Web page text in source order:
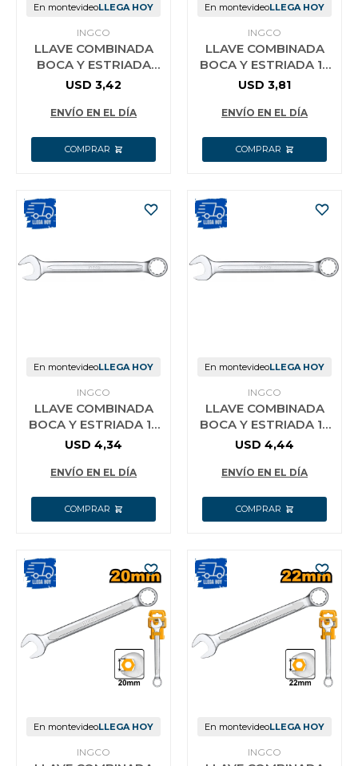
En montevideoLLEGA HOY
INGCO
LLAVE COMBINADA
BOCA Y ESTRIADA
15MM CR-V INGCO
USD 3,42
ENVÍO EN EL DÍA
En montevideoLLEGA HOY
INGCO
LLAVE COMBINADA
BOCA Y ESTRIADA 17
MM CR-V INGCO
USD 3,81
ENVÍO EN EL DÍA
En montevideoLLEGA HOY
INGCO
LLAVE COMBINADA
BOCA Y ESTRIADA 18
MM CR-V INGCO
USD 4,34
ENVÍO EN EL DÍA
En montevideoLLEGA HOY
INGCO
LLAVE COMBINADA
BOCA Y ESTRIADA 19
MM CR-V INGCO
USD 4,44
ENVÍO EN EL DÍA
En montevideoLLEGA HOY
INGCO
En montevideoLLEGA HOY
INGCO